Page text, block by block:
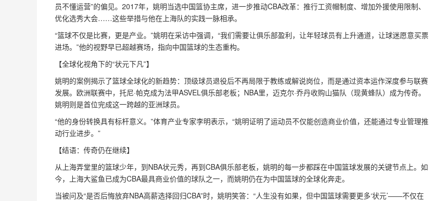
员不懂运营”的偏见。2017年，姚明当选中国篮协主席，进一步推动CBA改革：推行工资帽制度、增加外援使用限制、
优化选秀大会……这些举措与他在上海队的实践一脉相承。
“篮球不仅是比赛，更是产业。”姚明在采访中强调，“我们需要让俱乐部盈利，让年轻球员有上升通道，让球迷愿意买票
进场。”他的视野早已超越赛场，指向中国篮球的生态重构。
【全球化视角下的“状元下凡”】
姚明的案例揭示了篮球全球化的新趋势：顶级球员退役后不再局限于教练或解说岗位，而是通过资本运作深度参与联赛
发展。欧洲联赛中，托尼·帕克成为法甲ASVEL俱乐部老板；NBA里，迈克尔·乔丹收购山猫队（现黄蜂队）成为传奇。
姚明则是首位完成这一跨越的亚洲球员。
“他的身份转换具有标杆意义。”体育产业专家李明表示，“姚明证明了运动员不仅能创造商业价值，还能通过专业管理推
动行业进步。”
【结语：传奇仍在继续】
从上海弄堂里的篮球少年，到NBA状元秀，再到CBA俱乐部老板，姚明的每一步都踩在中国篮球发展的关键节点上。如
今，上海大鲨鱼已成为CBA最具商业价值的球队之一，而姚明仍在为中国篮球的全球化奔走。
当被问及“是否后悔放弃NBA高薪选择回归CBA”时，姚明笑答：“人生没有如果，但中国篮球需要更多‘状元’——不仅在